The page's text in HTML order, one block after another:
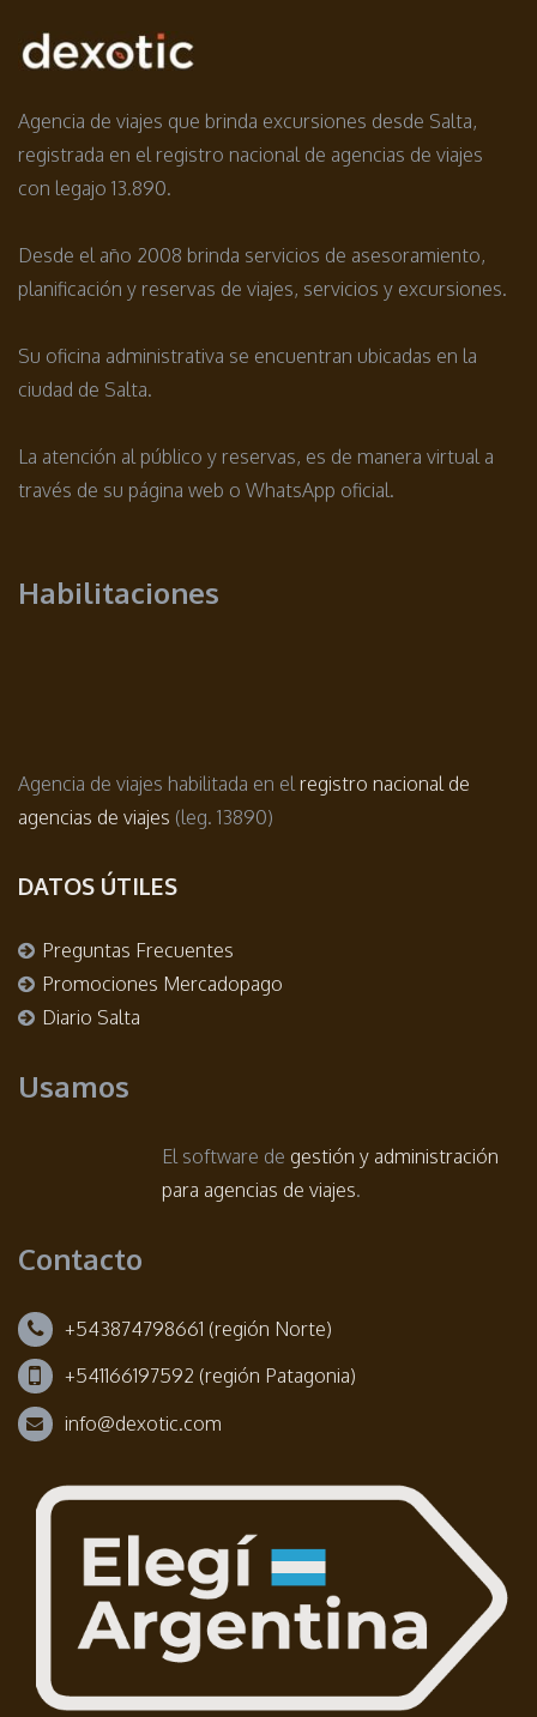
Agencia de viajes que brinda excursiones desde Salta,
registrada en el registro nacional de agencias de viajes
con legajo 13.890.
Desde el año 2008 brinda servicios de asesoramiento,
planificación y reservas de viajes, servicios y excursiones.
Su oficina administrativa se encuentran ubicadas en la
ciudad de Salta.
La atención al público y reservas, es de manera virtual a
través de su página web o WhatsApp oficial.
Habilitaciones
Agencia de viajes habilitada en elregistro nacional de
agencias de viajes (leg. 13890)
DATOS ÚTILES
Preguntas Frecuentes
Promociones Mercadopago
Diario Salta
Usamos
El software de gestión y administración
para agencias de viajes.
Contacto
+543874798661 (región Norte)
+541166197592 (región Patagonia)
info@dexotic.com